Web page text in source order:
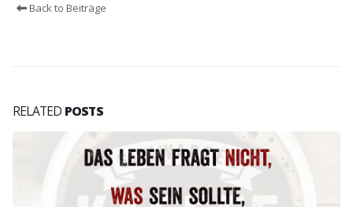
Back to Beiträge
RELATED POSTS